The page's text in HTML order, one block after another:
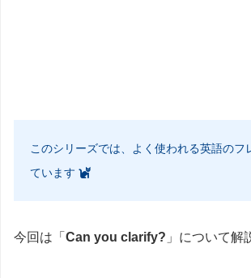
このシリーズでは、よく使われる英語のフ
ています
今回は「 Can you clarify? 」について解